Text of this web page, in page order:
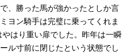
、勝った馬が強かったとしか言
ヨン騎手は完璧に乗ってくれま
やはり重い扉でした。昨年は一瞬
ル寸前に閉じたという状態でし